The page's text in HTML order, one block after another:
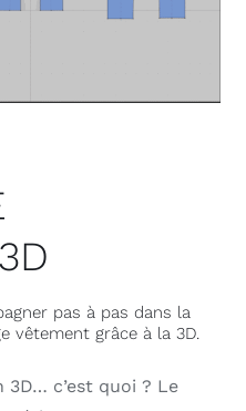
pas à pas dans la
vêtement grâce à la 3D.
c’est quoi ? Le